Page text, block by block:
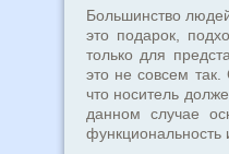
Большинство
это подарок,
только для
это не совсем
что носитель
данном случае
функциональность